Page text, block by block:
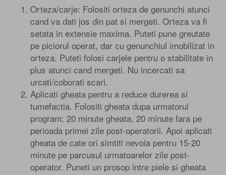
Orteza/carje: Folositi orteza de genunchi atunci
cand va dati jos din pat si mergeti. Orteza va fi
setata in extensie maxima. Puteti pune greutate
pe piciorul operat, dar cu genunchiul imobilizat in
orteza. Puteti folosi carjele pentru o stabilitate in
plus atunci cand mergeti. Nu incercati sa
urcati/coborati scari.
Aplicati gheata pentru a reduce durerea si
tumefactia. Folositi gheata dupa urmatorul
program: 20 minute gheata, 20 minute fara pe
perioada primei zile post-operatorii. Apoi aplicati
gheata de cate ori simtiti nevoia pentru 15-20
minute pe parcusul urmatoarelor zile post-
operator. Puneti un prosop intre piele si gheata